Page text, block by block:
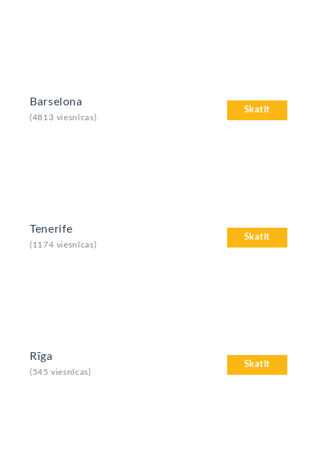
Skatīt
Barselona
(4813 viesnīcas)
Skatīt
Tenerife
(1174 viesnīcas)
Skatīt
Rīga
(545 viesnīcas)